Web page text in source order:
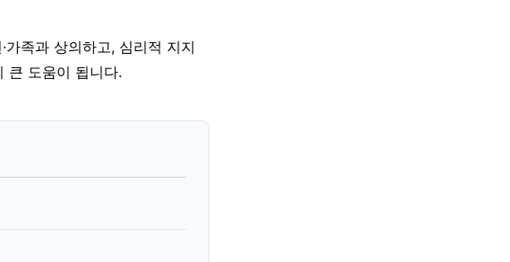
가족과 상의하고, 심리적 지지
큰 도움이 됩니다.